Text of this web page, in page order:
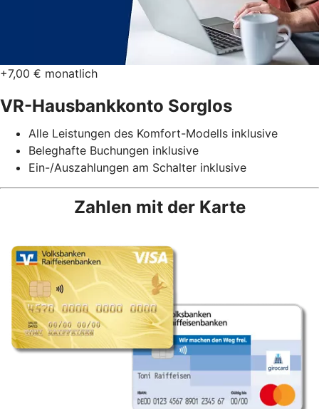
+7,00 € monatlich
VR-Hausbankkonto Sorglos
Alle Leistungen des Komfort-Modells inklusive
Beleghafte Buchungen inklusive
Ein-/Auszahlungen am Schalter inklusive
Zahlen mit der Karte